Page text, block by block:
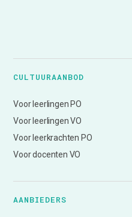
CULTUURAANBOD
Voor leerlingen PO
Voor leerlingen VO
Voor leerkrachten PO
Voor docenten VO
AANBIEDERS